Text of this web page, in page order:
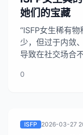
她们的宝藏
“ISFP女生稀有
少，但过于内敛
导致在社交场合
静、不主动表现
0
ISFP 2026-03-27